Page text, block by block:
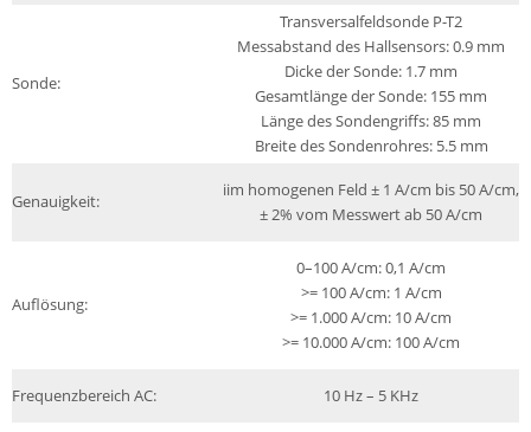
Sonde:
Transversalfeldsonde P-T2
Messabstand des Hallsensors: 0.9 mm
Dicke der Sonde: 1.7 mm
Gesamtlänge der Sonde: 155 mm
Länge des Sondengriffs: 85 mm
Breite des Sondenrohres: 5.5 mm
Genauigkeit:
iim homogenen Feld ± 1 A/cm bis 50 A/cm,
± 2% vom Messwert ab 50 A/cm
Auflösung:
0–100 A/cm: 0,1 A/cm
>= 100 A/cm: 1 A/cm
>= 1.000 A/cm: 10 A/cm
>= 10.000 A/cm: 100 A/cm
Frequenzbereich AC: 10 Hz – 5 KHz